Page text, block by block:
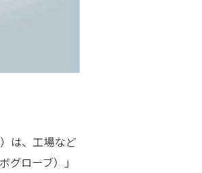
は、工場など
ローブ）」